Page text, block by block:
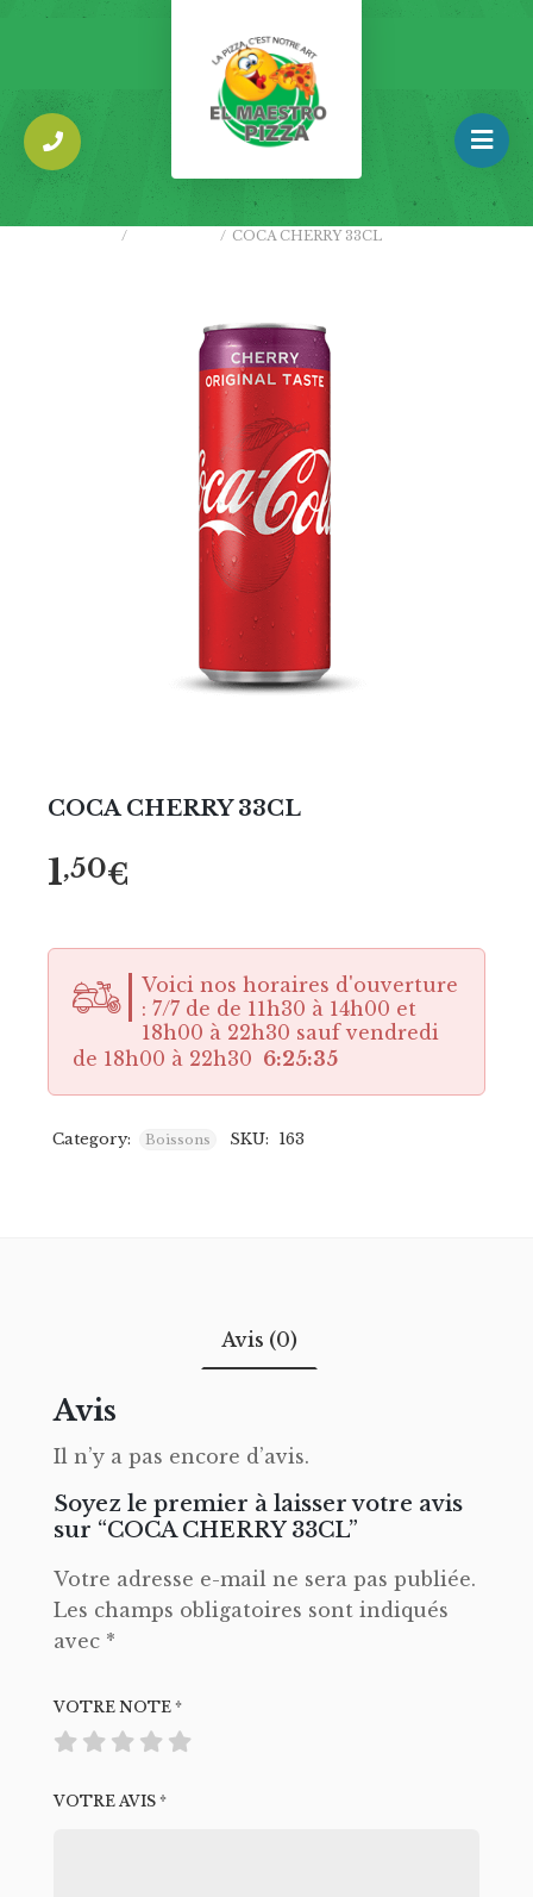
/ / COCA CHERRY 33CL
COCA CHERRY 33CL
1,50€
Voici nos horaires d'ouverture
: 7/7 de de 11h30 à 14h00 et
18h00 à 22h30 sauf vendredi
de 18h00 à 22h30 6:25:35
Category: Boissons SKU: 163
Avis (0)
Avis
Il n’y a pas encore d’avis.
Soyez le premier à laisser votre avis
sur “COCA CHERRY 33CL”
Votre adresse e-mail ne sera pas publiée.
Les champs obligatoires sont indiqués
avec *
VOTRE NOTE *
VOTRE AVIS *